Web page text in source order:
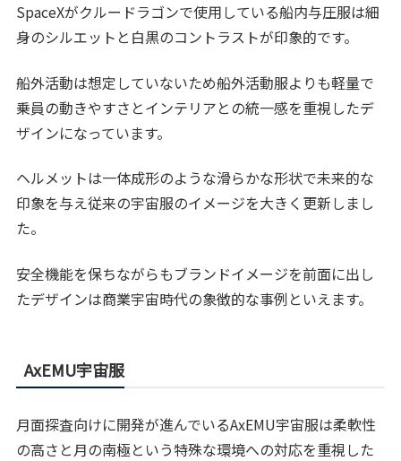
SpaceXがクルードラゴンで使用している船内与圧服は細
身のシルエットと白黒のコントラストが印象的です。
船外活動は想定していないため船外活動服よりも軽量で
乗員の動きやすさとインテリアとの統一感を重視したデ
ザインになっています。
ヘルメットは一体成形のような滑らかな形状で未来的な
印象を与え従来の宇宙服のイメージを大きく更新しまし
た。
安全機能を保ちながらもブランドイメージを前面に出し
たデザインは商業宇宙時代の象徴的な事例といえます。
AxEMU宇宙服
月面探査向けに開発が進んでいるAxEMU宇宙服は柔軟性
の高さと月の南極という特殊な環境への対応を重視した